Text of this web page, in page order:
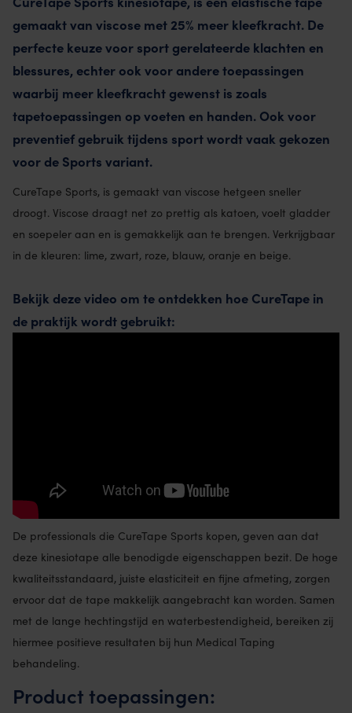
gemaakt van viscose met 25% meer kleefkracht. De
perfecte keuze voor sport gerelateerde klachten en
blessures, echter ook voor andere toepassingen
waarbij meer kleefkracht gewenst is zoals
tapetoepassingen op voeten en handen. Ook voor
preventief gebruik tijdens sport wordt vaak gekozen
voor de Sports variant.
CureTape Sports, is gemaakt van viscose hetgeen sneller
droogt. Viscose draagt net zo prettig als katoen, voelt gladder
en soepeler aan en is gemakkelijk aan te brengen. Verkrijgbaar
in de kleuren: lime, zwart, roze, blauw, oranje en beige.
Bekijk deze video om te ontdekken hoe CureTape in
de praktijk wordt gebruikt:
De professionals die CureTape Sports kopen, geven aan dat
deze kinesiotape alle benodigde eigenschappen bezit. De hoge
kwaliteitsstandaard, juiste elasticiteit en fijne afmeting, zorgen
ervoor dat de tape makkelijk aangebracht kan worden. Samen
met de lange hechtingstijd en waterbestendigheid, bereiken zij
hiermee positieve resultaten bij hun Medical Taping
behandeling.
Product toepassingen: